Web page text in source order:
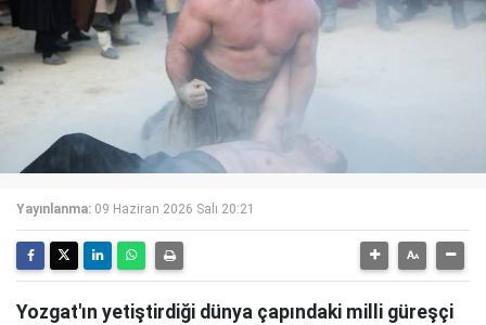
Yayınlanma: 09 Haziran 2026 Salı 20:21
Yozgat'ın yetiştirdiği dünya çapındaki milli güreşçi